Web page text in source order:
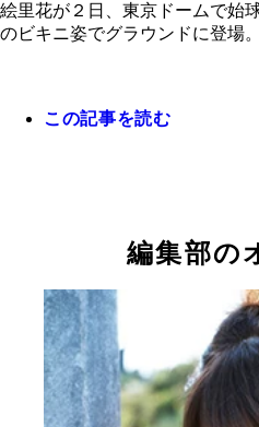
絵里花が２日、東京ドームで始
のビキニ姿でグラウンドに登場
この記事を読む
編集部の